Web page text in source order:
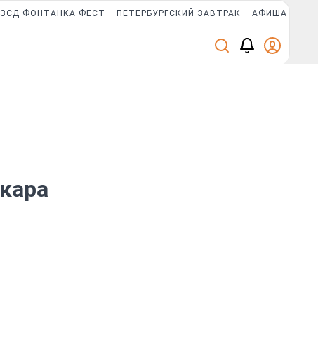
ЗСД ФОНТАНКА ФЕСТ ПЕТЕРБУРГСКИЙ ЗАВТРАК АФИША PLUS